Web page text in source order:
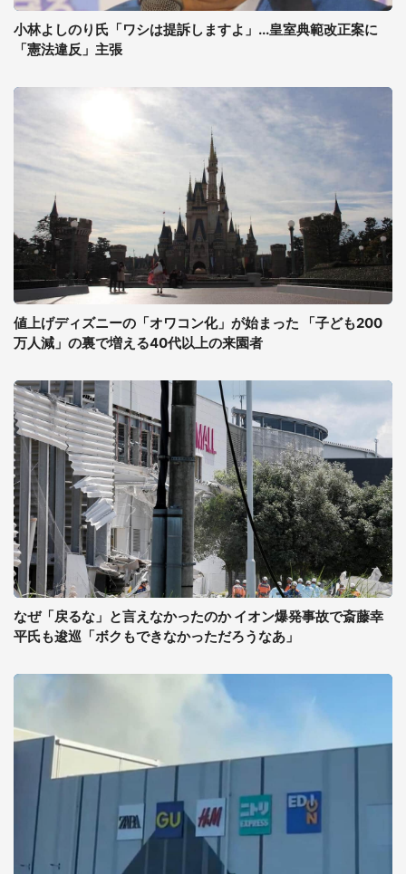
小林よしのり氏「ワシは提訴しますよ」...皇室典範改正案に
「憲法違反」主張
値上げディズニーの「オワコン化」が始まった 「子ども200
万人減」の裏で増える40代以上の来園者
なぜ「戻るな」と言えなかったのか イオン爆発事故で斎藤幸
平氏も逡巡「ボクもできなかっただろうなあ」